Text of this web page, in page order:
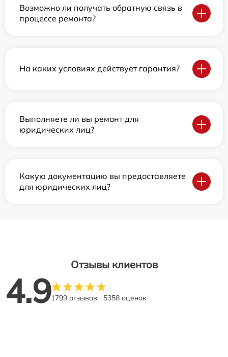
Возможно ли получать обратную связь в
процессе ремонта?
На каких условиях действует гарантия?
Выполняете ли вы ремонт для
юридических лиц?
Какую документацию вы предоставляете
для юридических лиц?
Отзывы клиентов
4.91799 отзывов 5358 оценок